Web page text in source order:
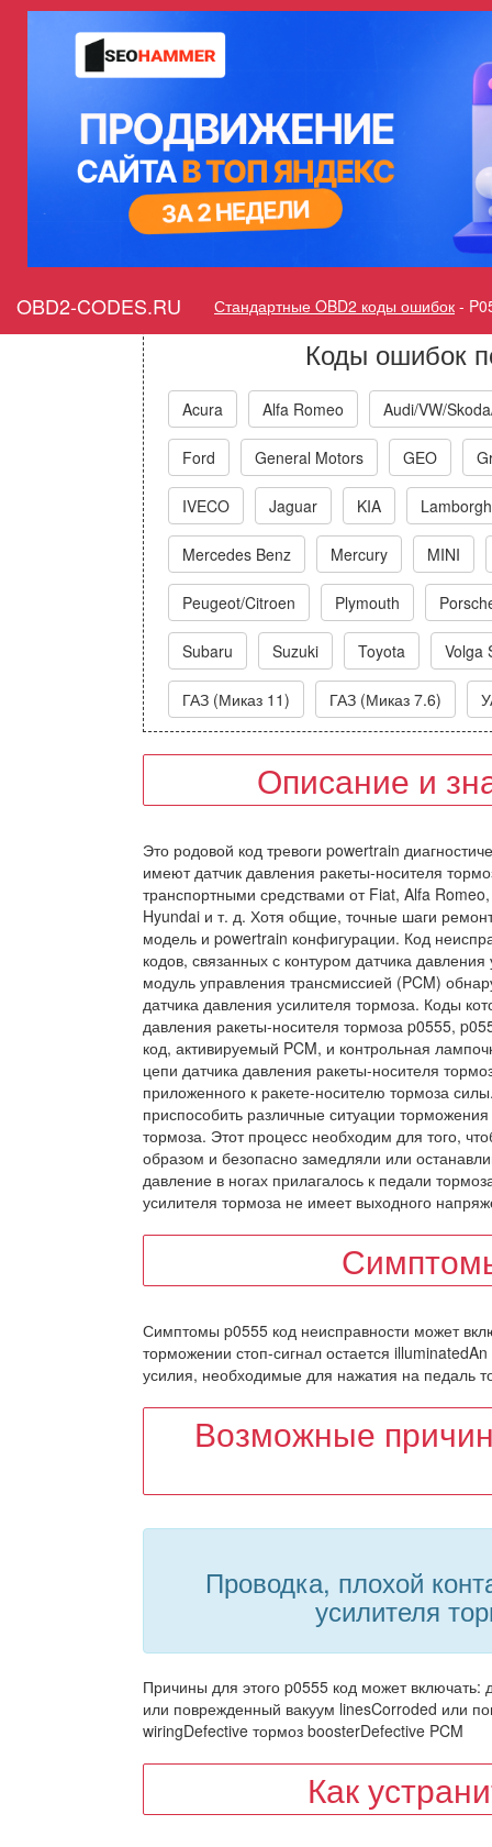
OBD2-CODES.RU Стандартные OBD2 коды ошибок -
Ошибка P0555
тормозной системы -
Горит ошибка Check
Коды ошибок
Acura Alfa Romeo Audi/VW/
Ford General Motors GEO
IVECO Jaguar KIA
Mercedes Benz Mercury MINI
Peugeot/Citroen Plymouth
Subaru Suzuki Toyota Volga
ГАЗ (Миказ 11) ГАЗ (Миказ 7.6)
Описание и
Это родовой код тревоги powertrain
имеют датчик давления ракеты-носителя
транспортными средствами от Fiat, Alfa
Hyundai и т. д. Хотя общие, точные шаги
модель и powertrain конфигурации. Код
кодов, связанных с контуром датчика
модуль управления трансмиссией (PCM)
датчика давления усилителя тормоза. Коды
давления ракеты-носителя тормоза p0555,
код, активируемый PCM, и контрольная
цепи датчика давления ракеты-носителя
приложенного к ракете-носителю тормоза
приспособить различные ситуации
тормоза. Этот процесс необходим для того,
образом и безопасно замедляли или
давление в ногах прилагалось к педали
усилителя тормоза не имеет выходного
Симптомы p0555 код неисправности может
торможении стоп-сигнал остается
усилия, необходимые для нажатия на педаль
Возможные
Проводка, плохой
усилителя
Причины для этого p0555 код может
или поврежденный вакуум linesCorroded или
wiringDefective тормоз boosterDefective PCM
Как